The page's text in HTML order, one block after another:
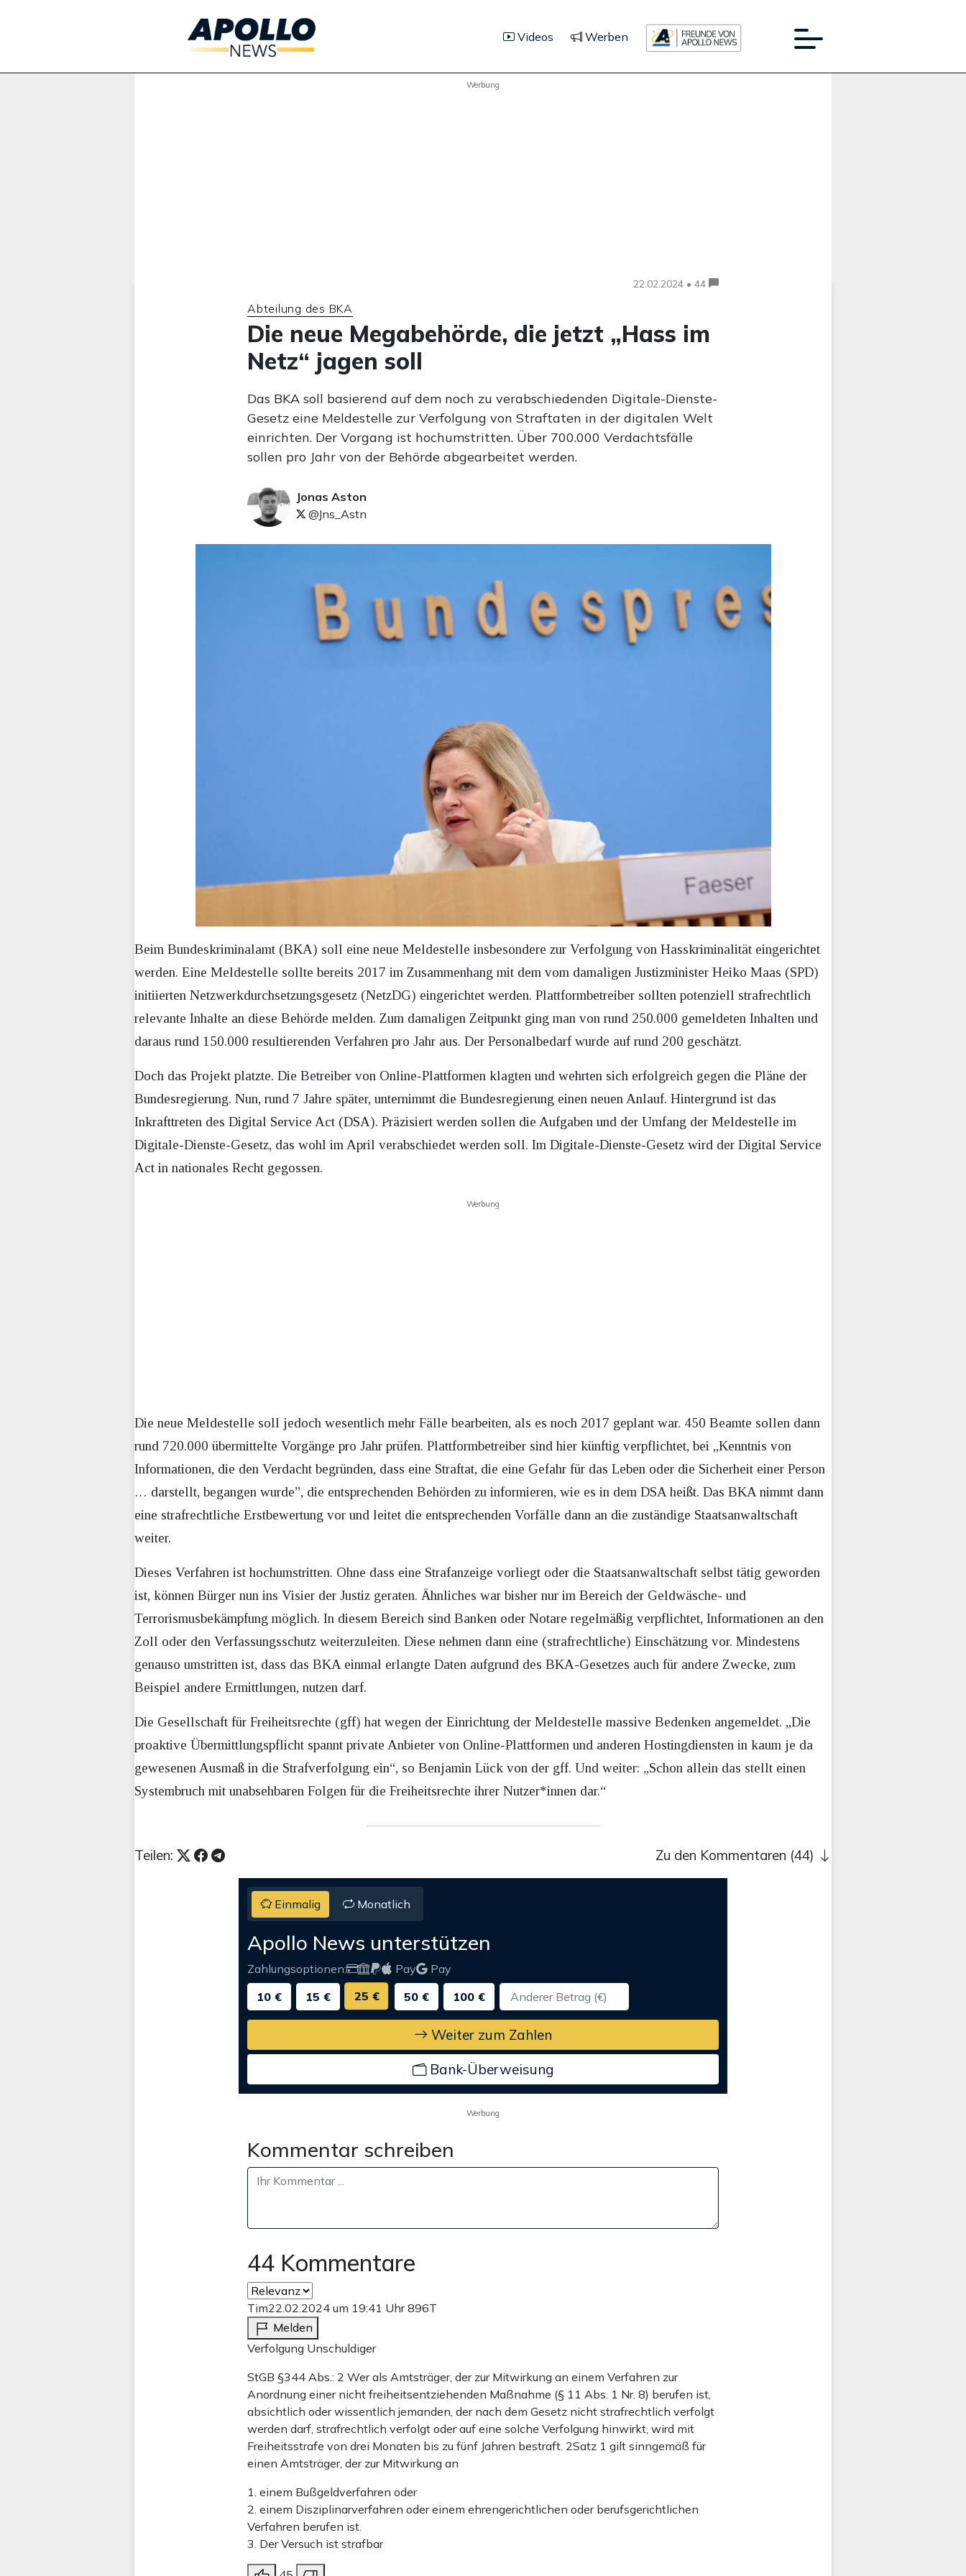
Videos Werben
Werbung
22.02.2024 • 44
Abteilung des BKA
Die neue Megabehörde, die jetzt „Hass im
Netz“ jagen soll
Das BKA soll basierend auf dem noch zu verabschiedenden Digitale-Dienste-
Gesetz eine Meldestelle zur Verfolgung von Straftaten in der digitalen Welt
einrichten. Der Vorgang ist hochumstritten. Über 700.000 Verdachtsfälle
sollen pro Jahr von der Behörde abgearbeitet werden.
Jonas Aston
@Jns_Astn
Beim Bundeskriminalamt (BKA) soll eine neue Meldestelle insbesondere zur Verfolgung von Hasskriminalität eingerichtet
werden. Eine Meldestelle sollte bereits 2017 im Zusammenhang mit dem vom damaligen Justizminister Heiko Maas (SPD)
initiierten Netzwerkdurchsetzungsgesetz (NetzDG) eingerichtet werden. Plattformbetreiber sollten potenziell strafrechtlich
relevante Inhalte an diese Behörde melden. Zum damaligen Zeitpunkt ging man von rund 250.000 gemeldeten Inhalten und
daraus rund 150.000 resultierenden Verfahren pro Jahr aus. Der Personalbedarf wurde auf rund 200 geschätzt.
Doch das Projekt platzte. Die Betreiber von Online-Plattformen klagten und wehrten sich erfolgreich gegen die Pläne der
Bundesregierung. Nun, rund 7 Jahre später, unternimmt die Bundesregierung einen neuen Anlauf. Hintergrund ist das
Inkrafttreten des Digital Service Act (DSA). Präzisiert werden sollen die Aufgaben und der Umfang der Meldestelle im
Digitale-Dienste-Gesetz, das wohl im April verabschiedet werden soll. Im Digitale-Dienste-Gesetz wird der Digital Service
Act in nationales Recht gegossen.
Werbung
Die neue Meldestelle soll jedoch wesentlich mehr Fälle bearbeiten, als es noch 2017 geplant war. 450 Beamte sollen dann
rund 720.000 übermittelte Vorgänge pro Jahr prüfen. Plattformbetreiber sind hier künftig verpflichtet, bei „Kenntnis von
Informationen, die den Verdacht begründen, dass eine Straftat, die eine Gefahr für das Leben oder die Sicherheit einer Person
… darstellt, begangen wurde”, die entsprechenden Behörden zu informieren, wie es in dem DSA heißt. Das BKA nimmt dann
eine strafrechtliche Erstbewertung vor und leitet die entsprechenden Vorfälle dann an die zuständige Staatsanwaltschaft
weiter.
Dieses Verfahren ist hochumstritten. Ohne dass eine Strafanzeige vorliegt oder die Staatsanwaltschaft selbst tätig geworden
ist, können Bürger nun ins Visier der Justiz geraten. Ähnliches war bisher nur im Bereich der Geldwäsche- und
Terrorismusbekämpfung möglich. In diesem Bereich sind Banken oder Notare regelmäßig verpflichtet, Informationen an den
Zoll oder den Verfassungsschutz weiterzuleiten. Diese nehmen dann eine (strafrechtliche) Einschätzung vor. Mindestens
genauso umstritten ist, dass das BKA einmal erlangte Daten aufgrund des BKA-Gesetzes auch für andere Zwecke, zum
Beispiel andere Ermittlungen, nutzen darf.
Die Gesellschaft für Freiheitsrechte (gff) hat wegen der Einrichtung der Meldestelle massive Bedenken angemeldet. „Die
proaktive Übermittlungspflicht spannt private Anbieter von Online-Plattformen und anderen Hostingdiensten in kaum je da
gewesenen Ausmaß in die Strafverfolgung ein“, so Benjamin Lück von der gff. Und weiter: „Schon allein das stellt einen
Systembruch mit unabsehbaren Folgen für die Freiheitsrechte ihrer Nutzer*innen dar.“
Teilen: Zu den Kommentaren (44)
Einmalig Monatlich
Apollo News unterstützen
Zahlungsoptionen: Pay
Pay
10 €
15 € 25 € 50 € 100 €
Weiter zum Zahlen
Bank-Überweisung
Werbung
Kommentar schreiben
44 Kommentare
Tim22.02.2024 um 19:41 Uhr896T
Melden
Verfolgung Unschuldiger
StGB §344 Abs.: 2 Wer als Amtsträger, der zur Mitwirkung an einem Verfahren zur
Anordnung einer nicht freiheitsentziehenden Maßnahme (§ 11 Abs. 1 Nr. 8) berufen ist,
absichtlich oder wissentlich jemanden, der nach dem Gesetz nicht strafrechtlich verfolgt
werden darf, strafrechtlich verfolgt oder auf eine solche Verfolgung hinwirkt, wird mit
Freiheitsstrafe von drei Monaten bis zu fünf Jahren bestraft. 2Satz 1 gilt sinngemäß für
einen Amtsträger, der zur Mitwirkung an
1. einem Bußgeldverfahren oder
2. einem Disziplinarverfahren oder einem ehrengerichtlichen oder berufsgerichtlichen
Verfahren berufen ist.
3. Der Versuch ist strafbar